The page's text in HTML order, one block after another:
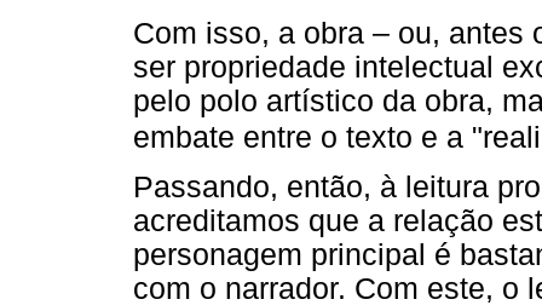
Com isso, a obra – ou, antes
ser propriedade intelectual
pelo polo artístico da obra,
embate entre o texto e a
Passando, então, à leitura
acreditamos que a relação
personagem principal é
com o narrador. Com este, o